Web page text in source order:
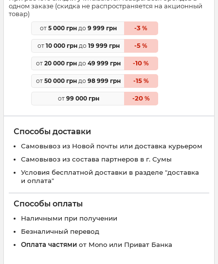
одном заказе (скидка не распространяется на акционный
товар)
от 5 000 грн до 9 999 грн -3 %
от 10 000 грндо 19 999 грн -5 %
от 20 000 грн до 49 999 грн -10 %
от 50 000 грн до 98 999 грн -15%
от 99 000 грн -20%
Способы доставки
Самовывоз из Новой почты или доставка курьером
Самовывоз из состава партнеров в г. Сумы
Условия бесплатной доставки в разделе "доставка
и оплата"
Способы оплаты
Наличными при получении
Безналичный перевод
Оплата частями от Mono или Приват Банка